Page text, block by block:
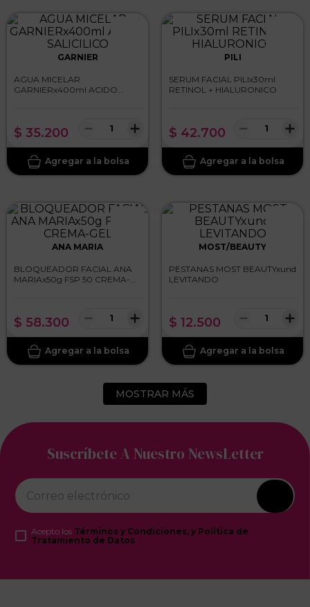
GARNIER
AGUA MICELAR
GARNIERx400ml ACIDO
$ 35.200 ＋
－
PILI
SERUM FACIAL PILIx30ml
RETINOL + HIALURONICO
$ 42.700 ＋
－
ANA MARIA
BLOQUEADOR FACIAL ANA
MARIAx50g FSP 50 CREMA-
$ 58.300 ＋
－
MOST/BEAUTY
PESTANAS MOST BEAUTYxund
LEVITANDO
$ 12.500 ＋
－
MOSTRAR MÁS
Suscríbete A Nuestro NewsLetter
Acepto los Términos y Condiciones, y Política de
Tratamiento de Datos